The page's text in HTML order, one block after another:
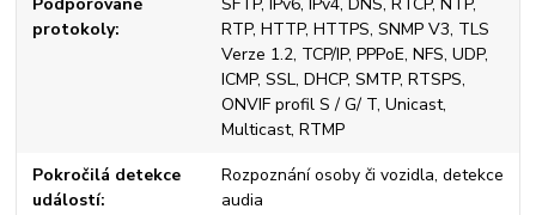
protokoly
RTP, HTTP, HTTPS, SNMP V3, TLS
Verze 1.2, TCP/IP, PPPoE, NFS, UDP,
ICMP, SSL, DHCP, SMTP, RTSPS,
ONVIF profil S / G/ T, Unicast,
Multicast, RTMP
Pokročilá detekce
událostí
Rozpoznání osoby či vozidla, detekce
audia